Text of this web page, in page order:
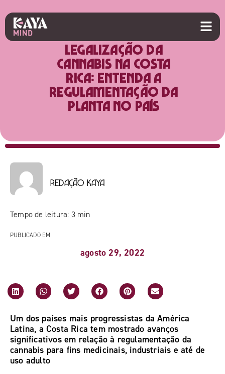
Legalização da
cannabis na Costa
Rica: entenda a
regulamentação da
planta no país
Redação Kaya
Tempo de leitura: 3 min
PUBLICADO EM
agosto 29, 2022
Um dos países mais progressistas da América
Latina, a Costa Rica tem mostrado avanços
significativos em relação à regulamentação da
cannabis para fins medicinais, industriais e até de
uso adulto